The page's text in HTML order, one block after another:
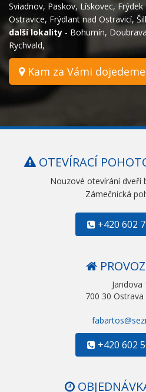
Sviadnov, Paskov, Lískovec,
Ostravice, Frýdlant nad Ostravicí,
další lokality - Bohumín, Doubrava
Rychvald,
Kam za Vámi dojedeme
OTEVÍRACÍ
Nouzové otevírání dveří
Zámečnická
+420 602
Jandova
700 30
+420 602